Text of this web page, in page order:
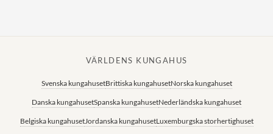
VÄRLDENS KUNGAHUS
Svenska kungahusetBrittiska kungahusetNorska kungahuset
Danska kungahusetSpanska kungahusetNederländska kungahuset
Belgiska kungahusetJordanska kungahusetLuxemburgska storhertighuset